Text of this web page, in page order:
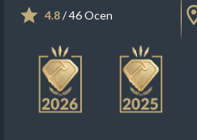
4.8/ 46 Ocen